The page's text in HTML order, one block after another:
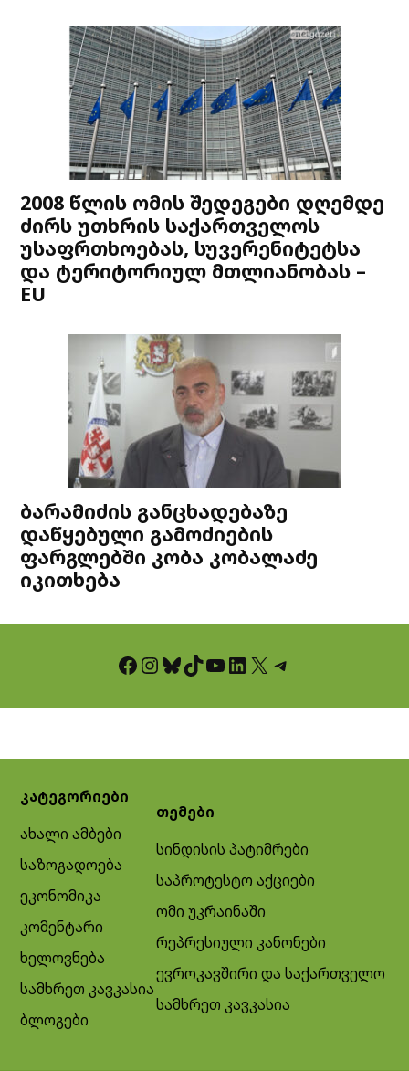
2008 წლის ომის შედეგები დღემდე
ძირს უთხრის საქართველოს
უსაფრთხოებას, სუვერენიტეტსა
და ტერიტორიულ მთლიანობას –
EU
ბარამიძის განცხადებაზე
დაწყებული გამოძიების
ფარგლებში კობა კობალაძე
იკითხება
Facebook InstagramBluesky TikTok YouTube LinkedIn X Telegram
კატეგორიები
ახალი ამბები
საზოგადოება
ეკონომიკა
კომენტარი
ხელოვნება
სამხრეთ კავკასია
ბლოგები
თემები
სინდისის პატიმრები
საპროტესტო აქციები
ომი უკრაინაში
რეპრესიული კანონები
ევროკავშირი და საქართველო
სამხრეთ კავკასია